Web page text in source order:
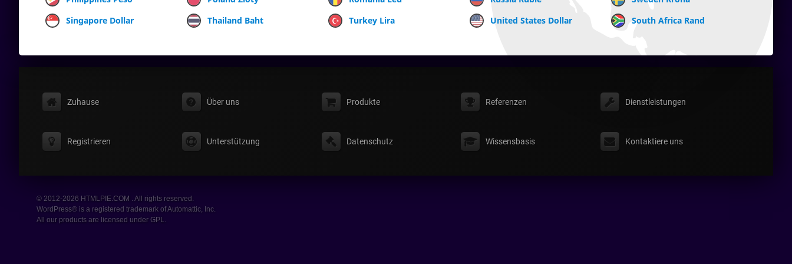
Singapore Dollar
Thailand Baht Turkey Lira United States Dollar South Africa Rand
Zuhause Über uns Produkte Referenzen Dienstleistungen
Registrieren Unterstützung Datenschutz Wissensbasis Kontaktiere uns
© 2012-2026 HTMLPIE.COM . All rights reserved.
WordPress® is a registered trademark of Automattic, Inc.
All our products are licensed under GPL.